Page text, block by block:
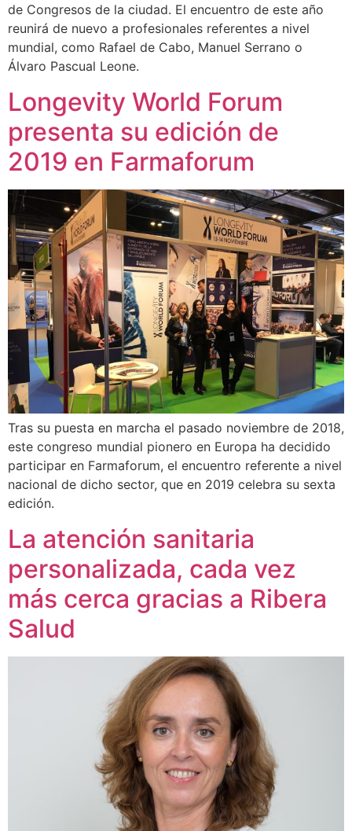
de Congresos de la ciudad. El encuentro de este año
reunirá de nuevo a profesionales referentes a nivel
mundial, como Rafael de Cabo, Manuel Serrano o
Álvaro Pascual Leone.
Longevity World Forum
presenta su edición de
2019 en Farmaforum
Tras su puesta en marcha el pasado noviembre de 2018,
este congreso mundial pionero en Europa ha decidido
participar en Farmaforum, el encuentro referente a nivel
nacional de dicho sector, que en 2019 celebra su sexta
edición.
La atención sanitaria
personalizada, cada vez
más cerca gracias a Ribera
Salud